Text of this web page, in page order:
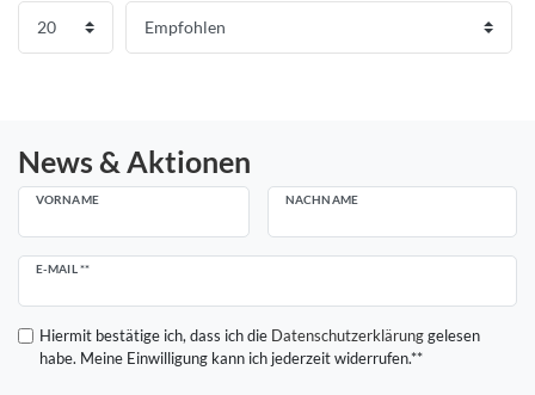
News & Aktionen
VORNAME NACHNAME
E-MAIL **
Newsletter
Hiermit bestätige ich, dass ich die Daten­schutz­erklärunggelesen
habe. Meine Einwilligung kann ich jederzeit widerrufen.**